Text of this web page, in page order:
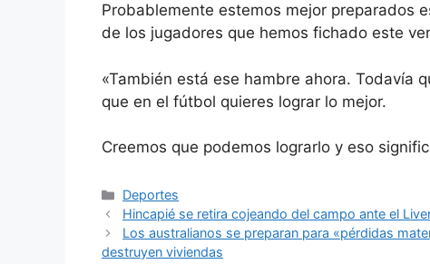
Probablemente estemos mejor preparados
de los jugadores que hemos fichado este
«También está ese hambre ahora. Todavía
que en el fútbol quieres lograr lo mejor.
Creemos que podemos lograrlo y eso
Categorías
Deportes
Hincapié se retira cojeando del campo ante el
Los australianos se preparan para «pérdidas
destruyen viviendas